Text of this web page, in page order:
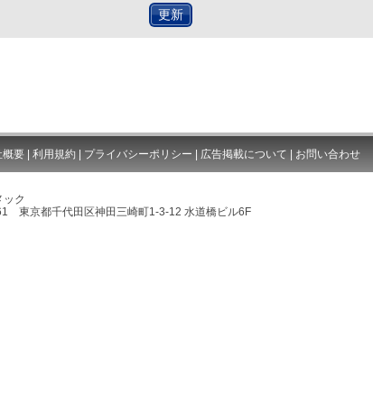
更新
概要 | 利用規約 | プライバシーポリシー | 広告掲載について | お問い合わせ
ック
東京都千代田区神田三崎町1-3-12 水道橋ビル6F